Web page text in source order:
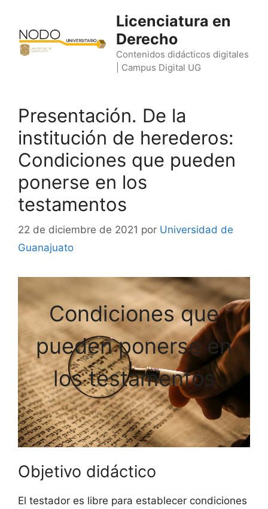
contenido
Licenciatura en
Derecho
Contenidos didácticos digitales
| Campus Digital UG
Presentación. De la
institución de herederos:
Condiciones que pueden
ponerse en los
testamentos
22 de diciembre de 2021 por Universidad de
Guanajuato
Condiciones que
pueden ponerse en
los testamentos
Objetivo didáctico
El testador es libre para establecer condiciones